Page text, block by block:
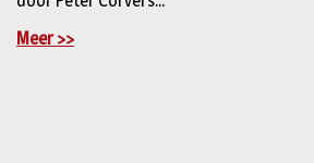
Meer >>